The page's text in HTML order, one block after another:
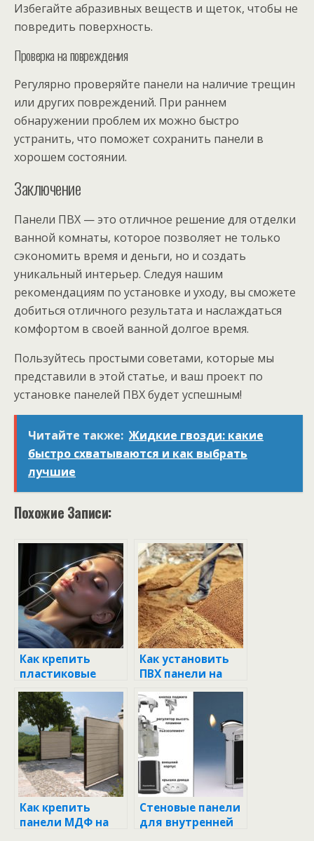
Избегайте абразивных веществ и щеток, чтобы не
повредить поверхность.
Проверка на повреждения
Регулярно проверяйте панели на наличие трещин
или других повреждений. При раннем
обнаружении проблем их можно быстро
устранить, что поможет сохранить панели в
хорошем состоянии.
Заключение
Панели ПВХ — это отличное решение для отделки
ванной комнаты, которое позволяет не только
сэкономить время и деньги, но и создать
уникальный интерьер. Следуя нашим
рекомендациям по установке и уходу, вы сможете
добиться отличного результата и наслаждаться
комфортом в своей ванной долгое время.
Пользуйтесь простыми советами, которые мы
представили в этой статье, и ваш проект по
установке панелей ПВХ будет успешным!
Читайте также: Жидкие гвозди: какие
быстро схватываются и как выбрать
лучшие
Похожие Записи:
Как крепить
пластиковые
панели к потолку:
пошаговое
руководство
Как установить
ПВХ панели на
стену: пошаговое
руководство
Как крепить
панели МДФ на
Стеновые панели
для внутренней